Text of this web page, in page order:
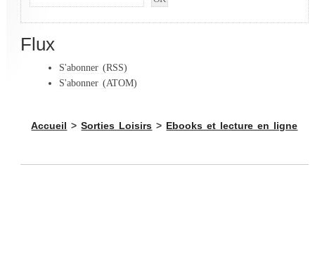
Flux
S'abonner (RSS)
S'abonner (ATOM)
Accueil >Sorties Loisirs > Ebooks et lecture en ligne